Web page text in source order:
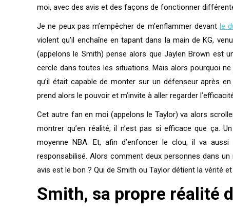
moi, avec des avis et des façons de fonctionner
Je ne peux pas m’empêcher de m’enflammer devantle
violent qu’il enchaîne en tapant dans la main de KG,
(appelons le Smith) pense alors que Jaylen Brown est
cercle dans toutes les situations. Mais alors pourquoi
qu’il était capable de monter sur un défenseur après
prend alors le pouvoir et m’invite à aller regarder
Cet autre fan en moi (appelons le Taylor) va alors
montrer qu’en réalité, il n’est pas si efficace que ça.
moyenne NBA. Et, afin d’enfoncer le clou, il va aussi
responsabilisé. Alors comment deux personnes dans
avis est le bon ? Qui de Smith ou Taylor détient la vérité
Smith, sa propre réalité